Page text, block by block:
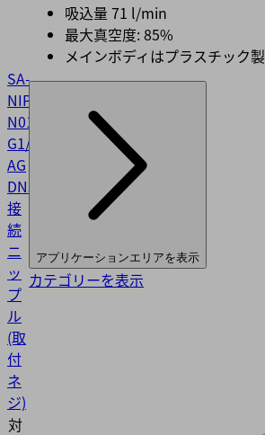
SA-
NIP
N016
G1/8-
AG
DN350
10.01.06.05735
接
続
ニ
ッ
プ
ル
(取
付
ネ
ジ)
対
吸込量 71 l/min
最大真空度: 85%
メインボディはプラスチック製
アプリケーションエリアを表示
カテゴリーを表示